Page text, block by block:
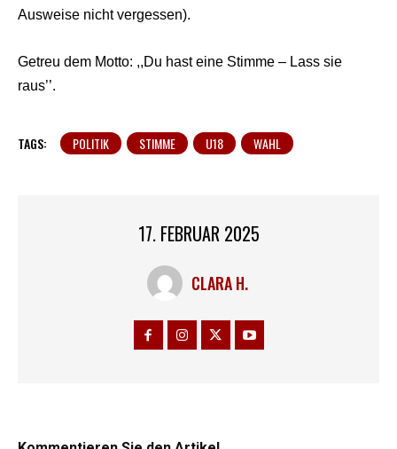
Ausweise nicht vergessen).
Getreu dem Motto: ,,Du hast eine Stimme – Lass sie
raus’’.
TAGS: POLITIK STIMME U18 WAHL
17. FEBRUAR 2025
CLARA H.